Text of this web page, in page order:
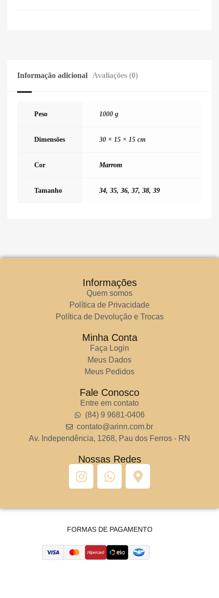
Informação adicional Avaliações (0)
Peso 1000 g
Dimensões 30 × 15 × 15 cm
Cor Marrom
Tamanho 34, 35, 36, 37, 38, 39
Informações
Quem somos
Política de Privacidade
Política de Devolução e Trocas
Minha Conta
Faça Login
Meus Dados
Meus Pedidos
Fale Conosco
Entre em contato
(84) 9 9681-0406
contato@arinn.com.br
Av. Independência, 1268, Pau dos Ferros - RN
Nossas Redes
FORMAS DE PAGAMENTO